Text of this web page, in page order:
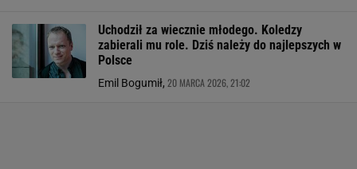
Uchodził za wiecznie młodego. Koledzy
zabierali mu role. Dziś należy do najlepszych w
Polsce
Emil Bogumił, 20 MARCA 2026, 21:02